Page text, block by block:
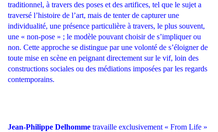
traditionnel, à travers des poses et des artifices, tel que le sujet a
traversé l’histoire de l’art, mais de tenter de capturer une
individualité, une présence particulière à travers, le plus souvent,
une « non-pose » ; le modèle pouvant choisir de s’impliquer ou
non. Cette approche se distingue par une volonté de s’éloigner de
toute mise en scène en peignant directement sur le vif, loin des
constructions sociales ou des médiations imposées par les regards
contemporains.
Jean-Philippe Delhomme travaille exclusivement « From Life »